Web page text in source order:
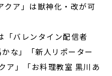
クア」は獣神化・改が可
バレンタイン配信者
な」「新人リポーター
ア」「お料理教室 黒川あ